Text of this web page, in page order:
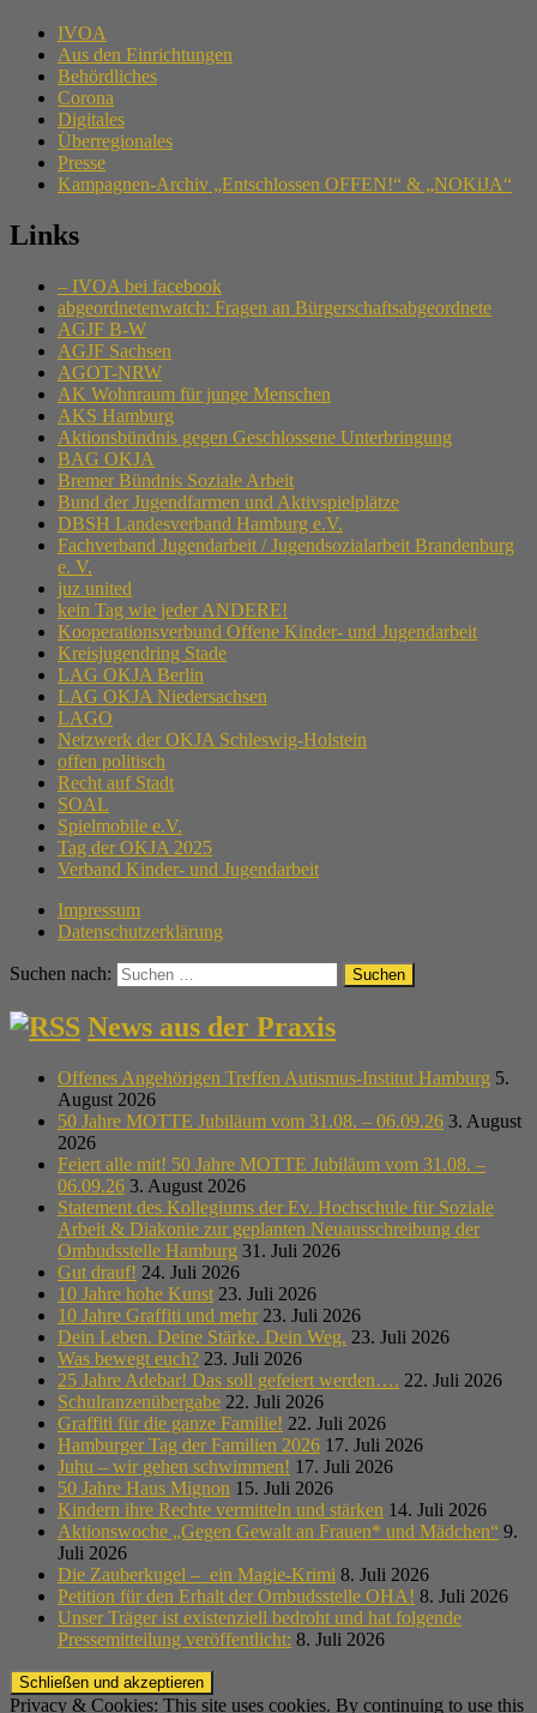
IVOA
Aus den Einrichtungen
Behördliches
Corona
Digitales
Überregionales
Presse
Kampagnen-Archiv „Entschlossen OFFEN!“ & „NOKiJA“
Links
– IVOA bei facebook
abgeordnetenwatch: Fragen an Bürgerschaftsabgeordnete
AGJF B-W
AGJF Sachsen
AGOT-NRW
AK Wohnraum für junge Menschen
AKS Hamburg
Aktionsbündnis gegen Geschlossene Unterbringung
BAG OKJA
Bremer Bündnis Soziale Arbeit
Bund der Jugendfarmen und Aktivspielplätze
DBSH Landesverband Hamburg e.V.
Fachverband Jugendarbeit / Jugendsozialarbeit Brandenburg
e. V.
juz united
kein Tag wie jeder ANDERE!
Kooperationsverbund Offene Kinder- und Jugendarbeit
Kreisjugendring Stade
LAG OKJA Berlin
LAG OKJA Niedersachsen
LAGO
Netzwerk der OKJA Schleswig-Holstein
offen politisch
Recht auf Stadt
SOAL
Spielmobile e.V.
Tag der OKJA 2025
Verband Kinder- und Jugendarbeit
Impressum
Datenschutzerklärung
Suchen nach:
News aus der Praxis
Offenes Angehörigen Treffen Autismus-Institut Hamburg 5.
August 2026
50 Jahre MOTTE Jubiläum vom 31.08. – 06.09.26 3. August
2026
Feiert alle mit! 50 Jahre MOTTE Jubiläum vom 31.08. –
06.09.26 3. August 2026
Statement des Kollegiums der Ev. Hochschule für Soziale
Arbeit & Diakonie zur geplanten Neuausschreibung der
Ombudsstelle Hamburg 31. Juli 2026
Gut drauf! 24. Juli 2026
10 Jahre hohe Kunst 23. Juli 2026
10 Jahre Graffiti und mehr 23. Juli 2026
Dein Leben. Deine Stärke. Dein Weg. 23. Juli 2026
Was bewegt euch? 23. Juli 2026
25 Jahre Adebar! Das soll gefeiert werden…. 22. Juli 2026
Schulranzenübergabe 22. Juli 2026
Graffiti für die ganze Familie! 22. Juli 2026
Hamburger Tag der Familien 2026 17. Juli 2026
Juhu – wir gehen schwimmen! 17. Juli 2026
50 Jahre Haus Mignon 15. Juli 2026
Kindern ihre Rechte vermitteln und stärken 14. Juli 2026
Aktionswoche „Gegen Gewalt an Frauen* und Mädchen“ 9.
Juli 2026
Die Zauberkugel – ein Magie-Krimi 8. Juli 2026
Petition für den Erhalt der Ombudsstelle OHA! 8. Juli 2026
Unser Träger ist existenziell bedroht und hat folgende
Pressemitteilung veröffentlicht: 8. Juli 2026
Privacy & Cookies: This site uses cookies. By continuing to use this